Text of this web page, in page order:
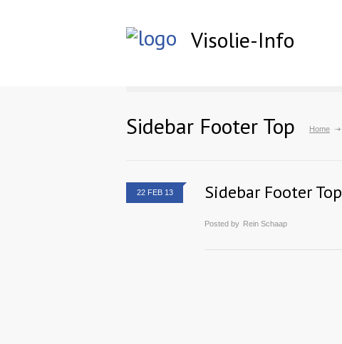
Visolie-Info
Sidebar Footer Top Home
22 FEB 13 Sidebar Footer Top
Posted by Rein Schaap